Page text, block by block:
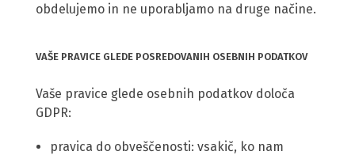
obdelujemo in ne uporabljamo na druge načine.
VAŠE PRAVICE GLEDE POSREDOVANIH OSEBNIH PODATKOV
Vaše pravice glede osebnih podatkov določa
GDPR:
pravica do obveščenosti: vsakič, ko nam